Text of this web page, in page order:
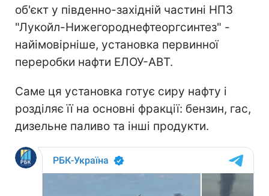
об'єкт у південно-західній частині НПЗ
"Лукойл-Нижегороднефтеоргсинтез" -
найімовірніше, установка первинної
переробки нафти ЕЛОУ-АВТ.
Саме ця установка готує сиру нафту і
розділяє її на основні фракції: бензин, гас,
дизельне паливо та інші продукти.